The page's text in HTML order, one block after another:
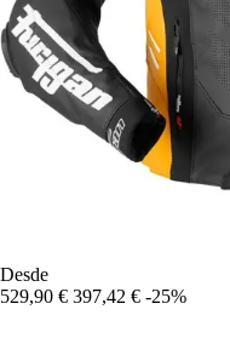
Desde
529,90 € 397,42 € -25%